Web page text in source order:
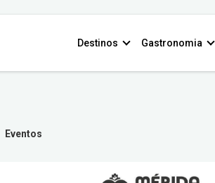
Destinos Gastronomia
Eventos